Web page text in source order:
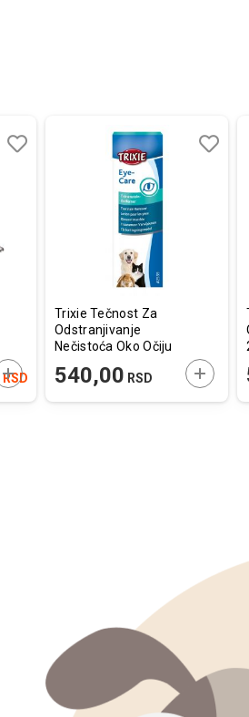
RSD
DODAJTE U KORPU
Trixie Tečnost Za
Odstranjivanje
Nečistoća Oko Očiju
540,00 RSD